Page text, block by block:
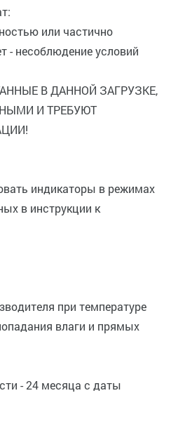
или частично
- несоблюдение условий
В ДАННОЙ ЗАГРУЗКЕ,
И ТРЕБУЮТ
индикаторы в режимах
в инструкции к
при температуре
влаги и прямых
- 24 месяца с даты